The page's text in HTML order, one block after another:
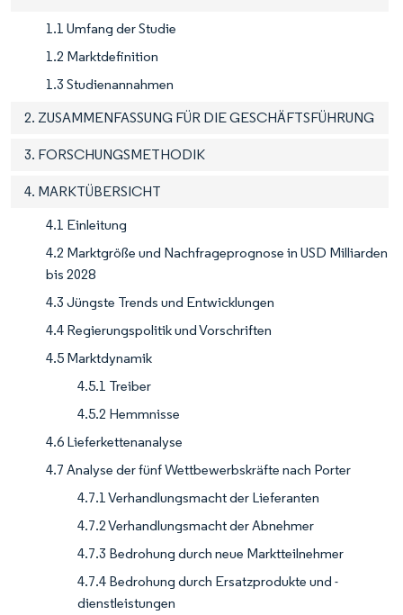
1.1 Umfang der Studie
1.2 Marktdefinition
1.3 Studienannahmen
2. ZUSAMMENFASSUNG FÜR DIE GESCHÄFTSFÜHRUNG
3. FORSCHUNGSMETHODIK
4. MARKTÜBERSICHT
4.1 Einleitung
4.2 Marktgröße und Nachfrageprognose in USD Milliarden
bis 2028
4.3 Jüngste Trends und Entwicklungen
4.4 Regierungspolitik und Vorschriften
4.5 Marktdynamik
4.5.1 Treiber
4.5.2 Hemmnisse
4.6 Lieferkettenanalyse
4.7 Analyse der fünf Wettbewerbskräfte nach Porter
4.7.1 Verhandlungsmacht der Lieferanten
4.7.2 Verhandlungsmacht der Abnehmer
4.7.3 Bedrohung durch neue Marktteilnehmer
4.7.4 Bedrohung durch Ersatzprodukte und -
dienstleistungen